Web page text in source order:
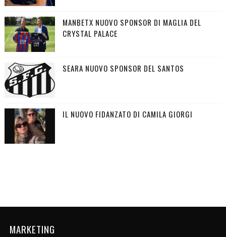
MANBETX NUOVO SPONSOR DI MAGLIA DEL
CRYSTAL PALACE
SEARA NUOVO SPONSOR DEL SANTOS
IL NUOVO FIDANZATO DI CAMILA GIORGI
MARKETING